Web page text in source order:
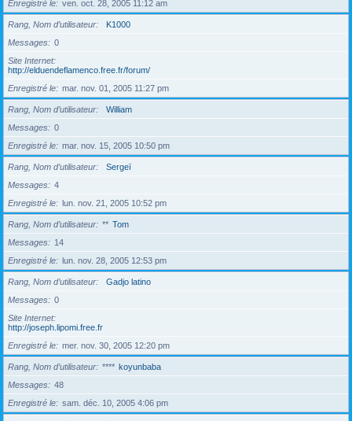
Enregistré le
ven. oct. 28, 2005 11:12 am
Rang, Nom d’utilisateur
K1000
Messages
0
Site Internet
http://elduendeflamenco.free.fr/forum/
Enregistré le
mar. nov. 01, 2005 11:27 pm
Rang, Nom d’utilisateur
William
Messages
0
Enregistré le
mar. nov. 15, 2005 10:50 pm
Rang, Nom d’utilisateur
Sergeï
Messages
4
Enregistré le
lun. nov. 21, 2005 10:52 pm
Rang, Nom d’utilisateur ** Tom
Messages
14
Enregistré le
lun. nov. 28, 2005 12:53 pm
Rang, Nom d’utilisateur
Gadjo latino
Messages
0
Site Internet
http://joseph.lipomi.free.fr
Enregistré le
mer. nov. 30, 2005 12:20 pm
Rang, Nom d’utilisateur **** koyunbaba
Messages
48
Enregistré le
sam. déc. 10, 2005 4:06 pm